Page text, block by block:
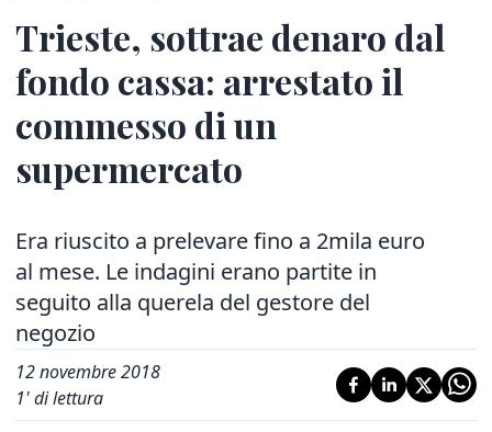
Trieste, sottrae denaro dal
fondo cassa: arrestato il
commesso di un
supermercato
Era riuscito a prelevare fino a 2mila euro
al mese. Le indagini erano partite in
seguito alla querela del gestore del
negozio
12 novembre 2018
1' di lettura